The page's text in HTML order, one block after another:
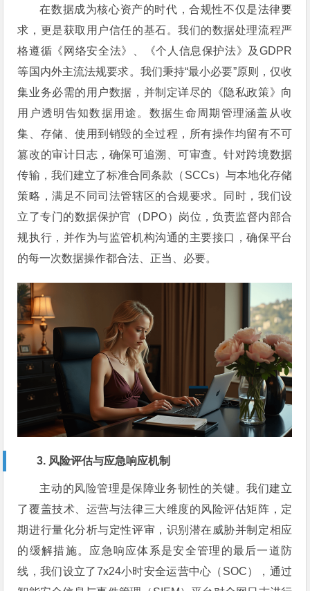
在数据成为核心资产的时代，合规性不仅是法律要
求，更是获取用户信任的基石。我们的数据处理流程严
格遵循《网络安全法》、《个人信息保护法》及GDPR
等国内外主流法规要求。我们秉持“最小必要”原则，仅收
集业务必需的用户数据，并制定详尽的《隐私政策》向
用户透明告知数据用途。数据生命周期管理涵盖从收
集、存储、使用到销毁的全过程，所有操作均留有不可
篡改的审计日志，确保可追溯、可审查。针对跨境数据
传输，我们建立了标准合同条款（SCCs）与本地化存储
策略，满足不同司法管辖区的合规要求。同时，我们设
立了专门的数据保护官（DPO）岗位，负责监督内部合
规执行，并作为与监管机构沟通的主要接口，确保平台
的每一次数据操作都合法、正当、必要。
3. 风险评估与应急响应机制
主动的风险管理是保障业务韧性的关键。我们建立
了覆盖技术、运营与法律三大维度的风险评估矩阵，定
期进行量化分析与定性评审，识别潜在威胁并制定相应
的缓解措施。应急响应体系是安全管理的最后一道防
线，我们设立了7x24小时安全运营中心（SOC），通过